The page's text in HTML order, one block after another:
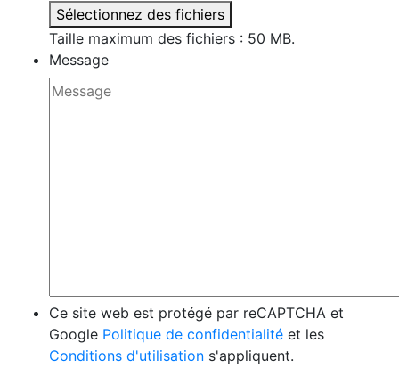
Sélectionnez des fichiers
Taille maximum des fichiers : 50 MB.
Message
Ce site web est protégé par reCAPTCHA et
Google Politique de confidentialité et les
Conditions d'utilisation s'appliquent.